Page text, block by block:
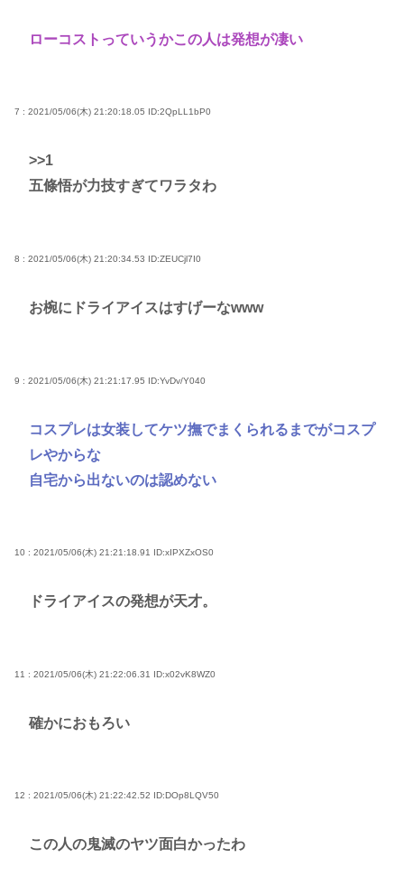
ローコストっていうかこの人は発想が凄い
7 : 2021/05/06(木) 21:20:18.05 ID:2QpLL1bP0
>>1
五條悟が力技すぎてワラタわ
8 : 2021/05/06(木) 21:20:34.53 ID:ZEUCjl7I0
お椀にドライアイスはすげーなwww
9 : 2021/05/06(木) 21:21:17.95 ID:YvDv/Y040
コスプレは女装してケツ撫でまくられるまでがコスプ
レやからな
自宅から出ないのは認めない
10 : 2021/05/06(木) 21:21:18.91 ID:xIPXZxOS0
ドライアイスの発想が天才。
11 : 2021/05/06(木) 21:22:06.31 ID:x02vK8WZ0
確かにおもろい
12 : 2021/05/06(木) 21:22:42.52 ID:DOp8LQV50
この人の鬼滅のヤツ面白かったわ